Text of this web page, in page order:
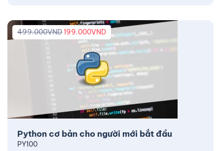
Python cơ bản cho người mới bắt đầu
499.000VND199.000VND
PY100